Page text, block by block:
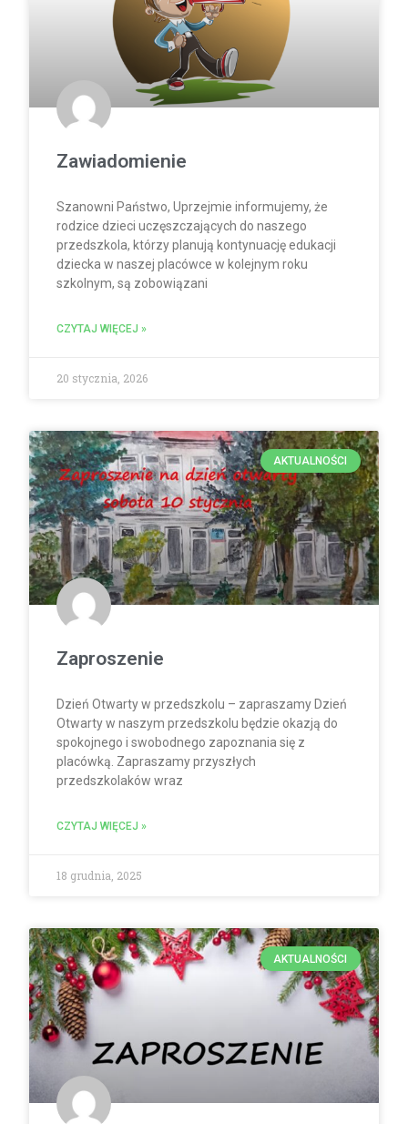
Zawiadomienie
Szanowni Państwo, Uprzejmie informujemy, że
rodzice dzieci uczęszczających do naszego
przedszkola, którzy planują kontynuację edukacji
dziecka w naszej placówce w kolejnym roku
szkolnym, są zobowiązani
CZYTAJ WIĘCEJ »
20 stycznia, 2026
AKTUALNOŚCI
Zaproszenie
Dzień Otwarty w przedszkolu – zapraszamy Dzień
Otwarty w naszym przedszkolu będzie okazją do
spokojnego i swobodnego zapoznania się z
placówką. Zapraszamy przyszłych
przedszkolaków wraz
CZYTAJ WIĘCEJ »
18 grudnia, 2025
AKTUALNOŚCI